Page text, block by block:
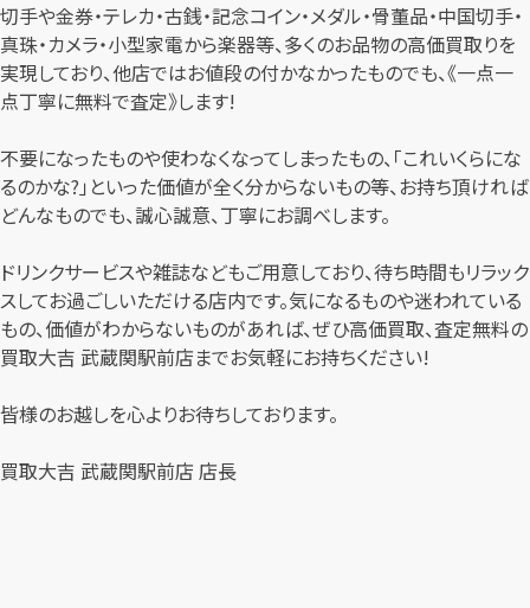
切手や金券・テレカ・古銭・記念コイン・メダル・骨董品・中国切手・
真珠・カメラ・小型家電から楽器等、多くのお品物の高価買取りを
実現しており、他店ではお値段の付かなかったものでも、《一点一
点丁寧に無料で査定》します!
不要になったものや使わなくなってしまったもの、「これいくらにな
るのかな?」といった価値が全く分からないもの等、お持ち頂ければ
どんなものでも、誠心誠意、丁寧にお調べします。
ドリンクサービスや雑誌などもご用意しており、待ち時間もリラック
スしてお過ごしいただける店内です。気になるものや迷われている
もの、価値がわからないものがあれば、ぜひ高価買取、査定無料の
買取大吉 武蔵関駅前店までお気軽にお持ちください!
皆様のお越しを心よりお待ちしております。
買取大吉 武蔵関駅前店 店長